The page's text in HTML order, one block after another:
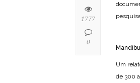
Um
de 300
1777
0